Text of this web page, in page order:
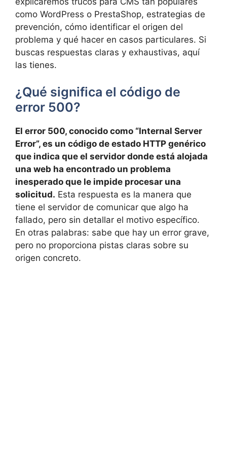
como WordPress o PrestaShop, estrategias de
prevención, cómo identificar el origen del
problema y qué hacer en casos particulares. Si
buscas respuestas claras y exhaustivas, aquí
las tienes.
¿Qué significa el código de
error 500?
El error 500, conocido como “Internal Server
Error”, es un código de estado HTTP genérico
que indica que el servidor donde está alojada
una web ha encontrado un problema
inesperado que le impide procesar una
solicitud. Esta respuesta es la manera que
tiene el servidor de comunicar que algo ha
fallado, pero sin detallar el motivo específico.
En otras palabras: sabe que hay un error grave,
pero no proporciona pistas claras sobre su
origen concreto.